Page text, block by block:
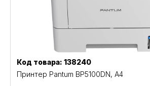
Код товара: 138240
Принтер Pantum BP5100DN, A4